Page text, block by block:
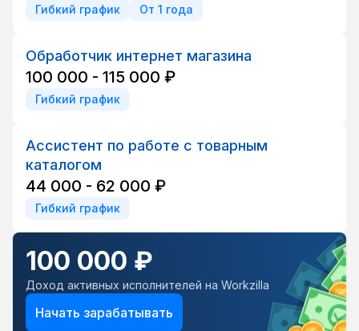
Гибкий график От 1 года
Обработчик интернет магазина
100 000 - 115 000 ₽
Гибкий график
Ассистент по работе с товарным
каталогом
44 000 - 62 000 ₽
Гибкий график
100 000 ₽
Доход активных исполнителей на Workzilla
Начать зарабатывать